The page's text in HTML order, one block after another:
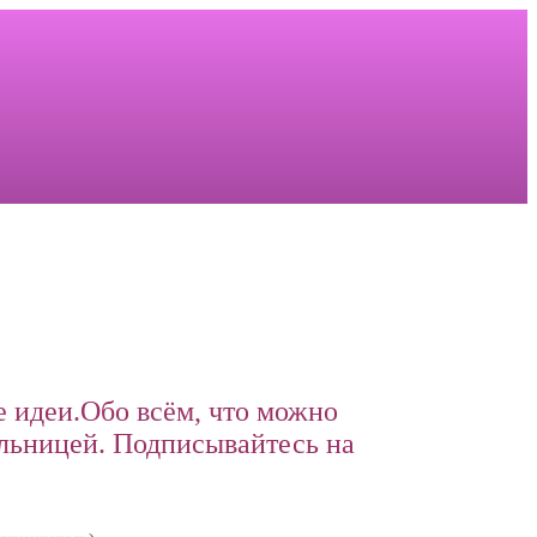
идеи.Обо всём, что можно
Подписывайтесь на